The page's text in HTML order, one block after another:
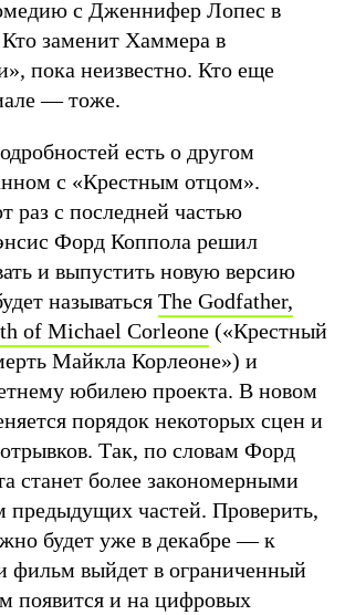
с Дженнифер Лопес в
заменит Хаммера в
пока неизвестно. Кто еще
— тоже.
есть о другом
с «Крестным отцом».
раз с последней частью
Форд Коппола решил
и выпустить новую версию
называться The Godfather,
of Michael Corleone («Крестный
Майкла Корлеоне») и
юбилею проекта. В новом
порядок некоторых сцен и
Так, по словам Форд
станет более закономерными
предыдущих частей. Проверить,
будет уже в декабре — к
фильм выйдет в ограниченный
появится и на цифровых